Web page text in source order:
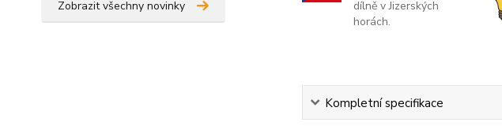
Zobrazit všechny novinky
dílně v Jizerských
horách.
Kompletní specifikace